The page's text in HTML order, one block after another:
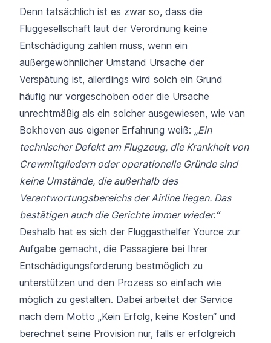
Denn tatsächlich ist es zwar so, dass die
Fluggesellschaft laut der Verordnung keine
Entschädigung zahlen muss, wenn ein
außergewöhnlicher Umstand Ursache der
Verspätung ist, allerdings wird solch ein Grund
häufig nur vorgeschoben oder die Ursache
unrechtmäßig als ein solcher ausgewiesen, wie van
Bokhoven aus eigener Erfahrung weiß: „Ein
technischer Defekt am Flugzeug, die Krankheit von
Crewmitgliedern oder operationelle Gründe sind
keine Umstände, die außerhalb des
Verantwortungsbereichs der Airline liegen. Das
bestätigen auch die Gerichte immer wieder.“
Deshalb hat es sich der Fluggasthelfer Yource zur
Aufgabe gemacht, die Passagiere bei Ihrer
Entschädigungsforderung bestmöglich zu
unterstützen und den Prozess so einfach wie
möglich zu gestalten. Dabei arbeitet der Service
nach dem Motto „Kein Erfolg, keine Kosten“ und
berechnet seine Provision nur, falls er erfolgreich